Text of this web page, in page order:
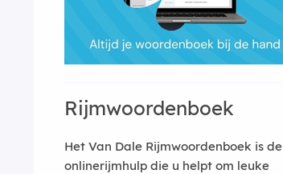
Rijmwoordenboek
Het Van Dale Rijmwoordenboek is de
onlinerijmhulp die u helpt om leuke